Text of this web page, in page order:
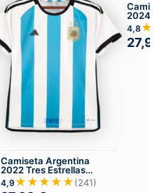
Camiseta Argentina
2022 Tres Estrellas
Local
4,9 ★★★★★(241)
2024-
Infantil
4,8
27,99